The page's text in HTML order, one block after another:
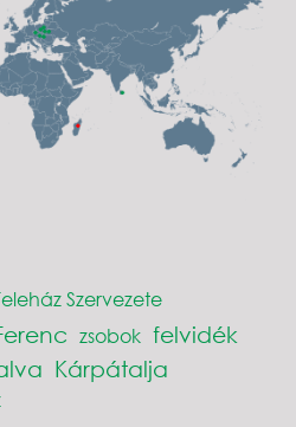
Szervezete
zsobok felvidék
Kárpátalja